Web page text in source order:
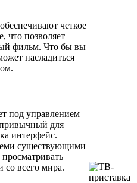
четкое
что позволяет
фильм. Что бы вы
насладиться
под управлением
для
интерфейс.
существующими
со всего мира.